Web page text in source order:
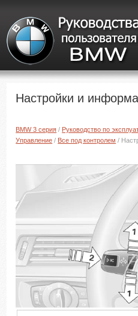
Настройки и
BMW 3 серия / Руководство по
Управление / Все под контролем /